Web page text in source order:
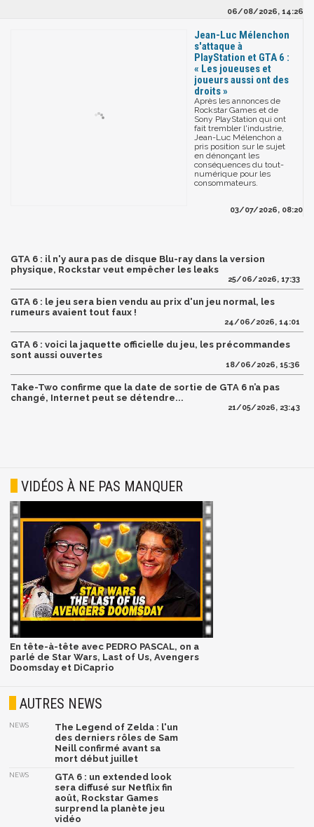
06/08/2026, 14:26
Jean-Luc Mélenchon
s'attaque à
PlayStation et GTA 6 :
« Les joueuses et
joueurs aussi ont des
droits »
Après les annonces de
Rockstar Games et de
Sony PlayStation qui ont
fait trembler l'industrie,
Jean-Luc Mélenchon a
pris position sur le sujet
en dénonçant les
conséquences du tout-
numérique pour les
consommateurs.
03/07/2026, 08:20
GTA 6 : il n'y aura pas de disque Blu-ray dans la version
physique, Rockstar veut empêcher les leaks
25/06/2026, 17:33
GTA 6 : le jeu sera bien vendu au prix d'un jeu normal, les
rumeurs avaient tout faux !
24/06/2026, 14:01
GTA 6 : voici la jaquette officielle du jeu, les précommandes
sont aussi ouvertes
18/06/2026, 15:36
Take-Two confirme que la date de sortie de GTA 6 n’a pas
changé, Internet peut se détendre...
21/05/2026, 23:43
VIDÉOS À NE PAS MANQUER
En tête-à-tête avec PEDRO PASCAL, on a
parlé de Star Wars, Last of Us, Avengers
Doomsday et DiCaprio
AUTRES NEWS
NEWS
The Legend of Zelda : l'un
des derniers rôles de Sam
Neill confirmé avant sa
mort début juillet
NEWS
GTA 6 : un extended look
sera diffusé sur Netflix fin
août, Rockstar Games
surprend la planète jeu
vidéo